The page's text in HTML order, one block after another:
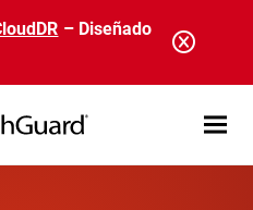
– Diseñado
Open